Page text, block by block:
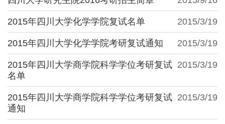
2015/3/19
2015年四川大学化学学院复试名单
2015/3/19
2015年四川大学化学学院考研复试通知
2015/3/19
2015年四川大学商学院科学学位考研复试
名单
2015/3/19
2015年四川大学商学院科学学位考研复试
通知